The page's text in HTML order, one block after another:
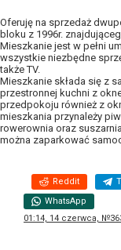
Oferuję na sprzedaż
bloku z 1996r.
Mieszkanie jest w pełni
wszystkie niezbędne
także TV.
Mieszkanie składa się z
przestronnej kuchni z
przedpokoju również z
mieszkania przynależy
rowerownia oraz
można zaparkować
Reddit
WhatsApp
01:14, 14 czerwca,